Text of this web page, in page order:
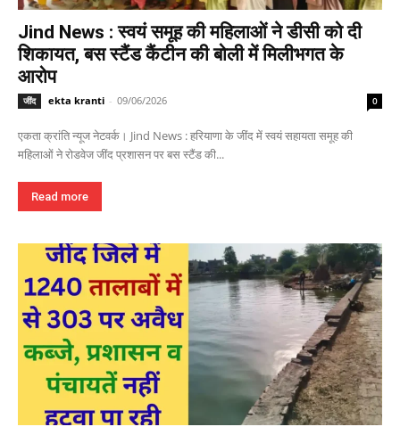
Jind News : स्वयं समूह की महिलाओं ने डीसी को दी
शिकायत, बस स्टैंड कैंटीन की बोली में मिलीभगत के
आरोप
जींद ekta kranti - 09/06/2026 0
एकता क्रांति न्यूज नेटवर्क। Jind News : हरियाणा के जींद में स्वयं सहायता समूह की
महिलाओं ने रोडवेज जींद प्रशासन पर बस स्टैंड की...
Read more